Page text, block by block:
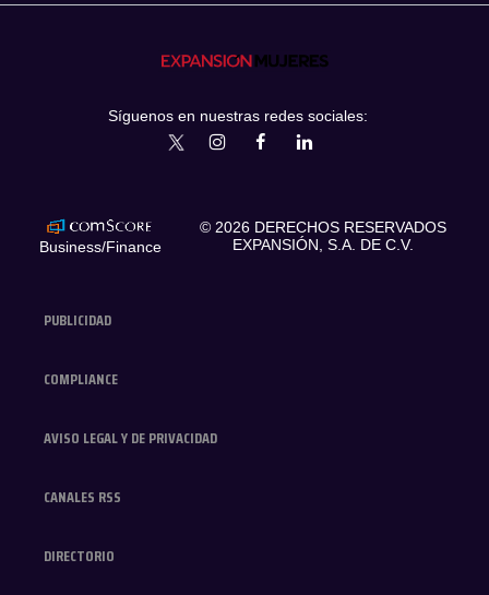
PUBLICIDAD
COMPLIANCE
AVISO LEGAL Y DE PRIVACIDAD
CANALES RSS
DIRECTORIO
Síguenos en nuestras redes sociales:
expansionmxExpansionMex
Business/Finance
© 2026 DERECHOS RESERVADOS
EXPANSIÓN, S.A. DE C.V.